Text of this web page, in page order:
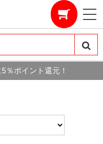
％ポイント還元！